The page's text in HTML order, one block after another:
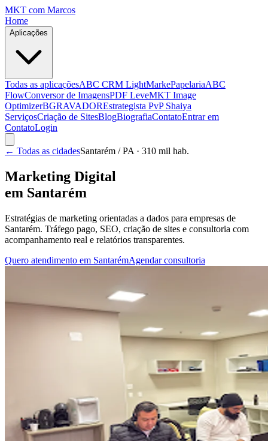
MKT com Marcos
Home
Aplicações
Todas as aplicaçõesABC CRM LightMarkePapelariaABC
FlowConversor de ImagensPDF LeveMKT Image
OptimizerBGRAVADOREstrategista PvP Shaiya
ServiçosCriação de SitesBlogBiografiaContatoEntrar em
ContatoLogin
← Todas as cidadesSantarém / PA · 310 mil hab.
Marketing Digital
em Santarém
Estratégias de marketing orientadas a dados para empresas de
Santarém. Tráfego pago, SEO, criação de sites e consultoria com
acompanhamento real e relatórios transparentes.
Quero atendimento em SantarémAgendar consultoria